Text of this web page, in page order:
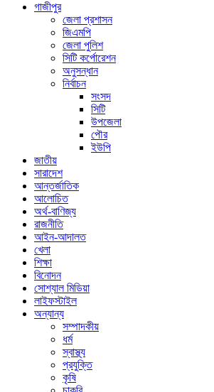
গাজীপুর
জেলা প্রশাসন
জিএমপি
জেলা পুলিশ
সিটি কর্পোরেশন
অনুসন্ধান
নির্বাচন
সংসদ
সিটি
উপজেলা
পৌর
ইউপি
জাতীয়
সারাদেশ
আন্তর্জাতিক
আলোচিত
অর্থ-বাণিজ্য
রাজনীতি
আইন-আদালত
খেলা
শিক্ষা
বিনোদন
সোশ্যাল মিডিয়া
লাইফস্টাইল
অন্যান্য
সম্পাদকীয়
ধর্ম
স্বাস্থ্য
প্রযুক্তি
কৃষি